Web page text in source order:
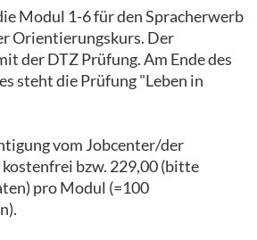
Modul 1-6 für den Spracherwerb
Orientierungskurs. Der
der DTZ Prüfung. Am Ende des
steht die Prüfung "Leben in
vom Jobcenter/der
bzw. 229,00 (bitte
pro Modul (=100